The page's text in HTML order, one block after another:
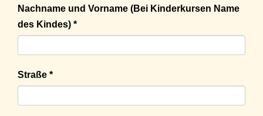
Nachname und Vorname (Bei Kinderkursen Name
des Kindes) *
Straße *